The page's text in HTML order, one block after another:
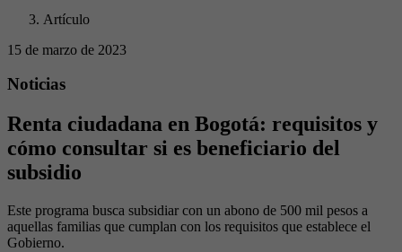
Artículo
15 de marzo de 2023
Noticias
Renta ciudadana en Bogotá: requisitos y
cómo consultar si es beneficiario del
subsidio
Este programa busca subsidiar con un abono de 500 mil pesos a
aquellas familias que cumplan con los requisitos que establece el
Gobierno.